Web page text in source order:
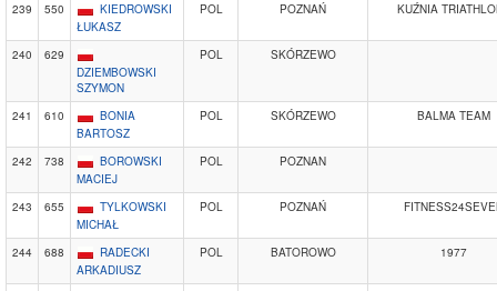
239 550
KIEDROWSKI
ŁUKASZ
POL POZNAŃ KUŹNIA
240
629
DZIEMBOWSKI
SZYMON
POL SKÓRZEWO
241 610
BONIA
BARTOSZ
POL SKÓRZEWO BALMA TEAM
242 738
BOROWSKI
MACIEJ
POL POZNAN
243 655
TYLKOWSKI
MICHAŁ
POL POZNAŃ
244 688
RADECKI
ARKADIUSZ
POL BATOROWO 1977